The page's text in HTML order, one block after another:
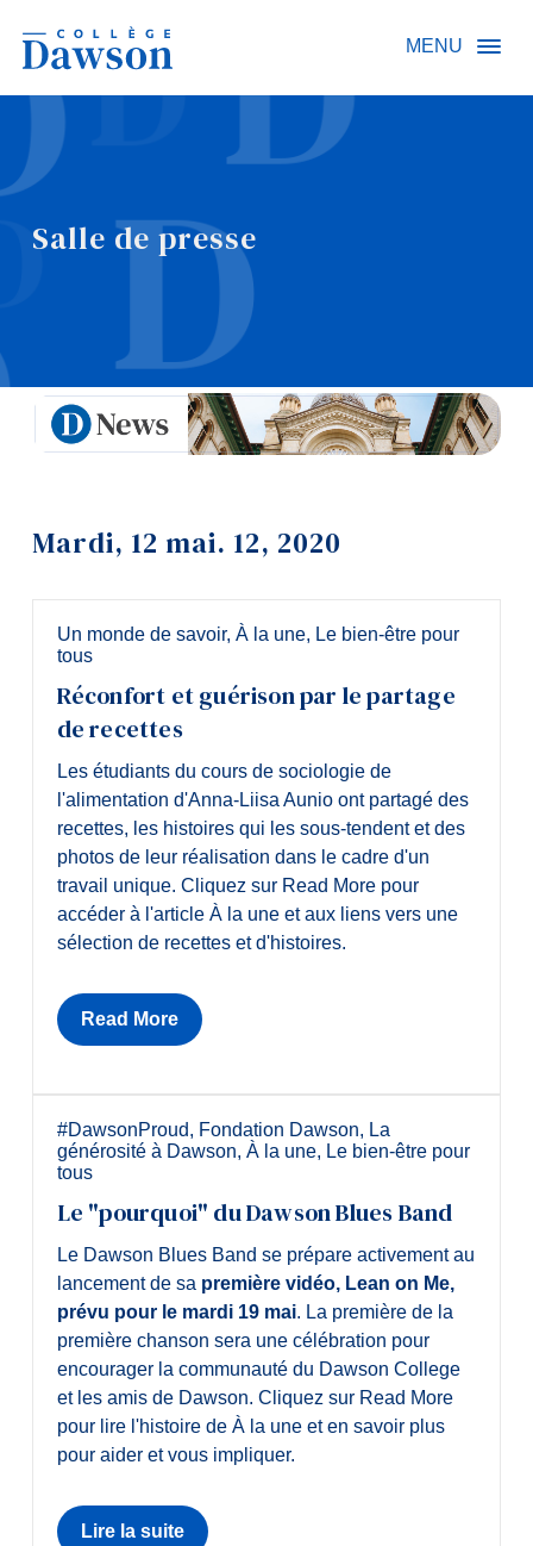
MENU
Salle de presse
Mardi, 12 mai. 12, 2020
Un monde de savoir, À la une, Le bien-être pour
tous
Réconfort et guérison par le partage
de recettes
Les étudiants du cours de sociologie de
l'alimentation d'Anna-Liisa Aunio ont partagé des
recettes, les histoires qui les sous-tendent et des
photos de leur réalisation dans le cadre d'un
travail unique. Cliquez sur Read More pour
accéder à l'article À la une et aux liens vers une
sélection de recettes et d'histoires.
Read More
#DawsonProud, Fondation Dawson, La
générosité à Dawson, À la une, Le bien-être pour
tous
Le "pourquoi" du Dawson Blues Band
Le Dawson Blues Band se prépare activement au
lancement de sa première vidéo, Lean on Me,
prévu pour le mardi 19 mai. La première de la
première chanson sera une célébration pour
encourager la communauté du Dawson College
et les amis de Dawson. Cliquez sur Read More
pour lire l'histoire de À la une et en savoir plus
pour aider et vous impliquer.
Lire la suite
Recherche sur le site
Recherche de personnes
EN
Carrières
Liens rapides
Programmes
Admissions
La vie à Dawson
Qui vous êtes
Futurs étudiants